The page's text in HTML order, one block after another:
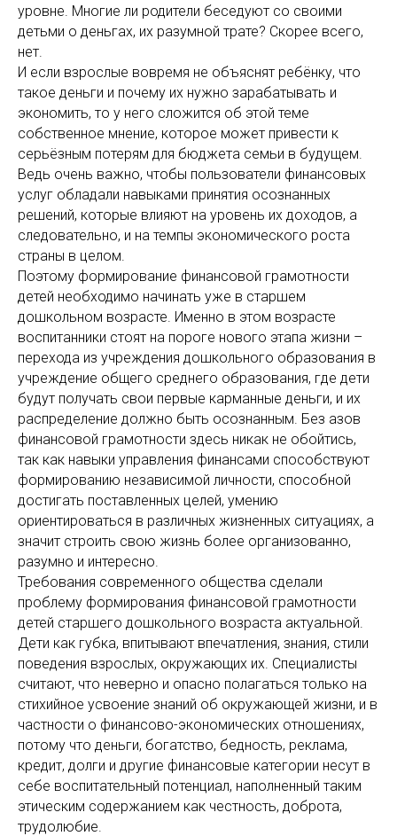
уровне. Многие ли родители беседуют со своими
детьми о деньгах, их разумной трате? Скорее всего,
нет.
И если взрослые вовремя не объяснят ребёнку, что
такое деньги и почему их нужно зарабатывать и
экономить, то у него сложится об этой теме
собственное мнение, которое может привести к
серьёзным потерям для бюджета семьи в будущем.
Ведь очень важно, чтобы пользователи финансовых
услуг обладали навыками принятия осознанных
решений, которые влияют на уровень их доходов, а
следовательно, и на темпы экономического роста
страны в целом.
Поэтому формирование финансовой грамотности
детей необходимо начинать уже в старшем
дошкольном возрасте. Именно в этом возрасте
воспитанники стоят на пороге нового этапа жизни –
перехода из учреждения дошкольного образования в
учреждение общего среднего образования, где дети
будут получать свои первые карманные деньги, и их
распределение должно быть осознанным. Без азов
финансовой грамотности здесь никак не обойтись,
так как навыки управления финансами способствуют
формированию независимой личности, способной
достигать поставленных целей, умению
ориентироваться в различных жизненных ситуациях, а
значит строить свою жизнь более организованно,
разумно и интересно.
Требования современного общества сделали
проблему формирования финансовой грамотности
детей старшего дошкольного возраста актуальной.
Дети как губка, впитывают впечатления, знания, стили
поведения взрослых, окружающих их. Специалисты
считают, что неверно и опасно полагаться только на
стихийное усвоение знаний об окружающей жизни, и в
частности о финансово-экономических отношениях,
потому что деньги, богатство, бедность, реклама,
кредит, долги и другие финансовые категории несут в
себе воспитательный потенциал, наполненный таким
этическим содержанием как честность, доброта,
трудолюбие.